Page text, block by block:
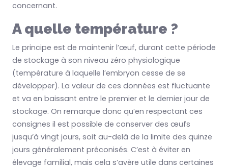
concernant.
A quelle température ?
Le principe est de maintenir l’œuf, durant cette période
de stockage à son niveau zéro physiologique
(température à laquelle l’embryon cesse de se
développer). La valeur de ces données est fluctuante
et va en baissant entre le premier et le dernier jour de
stockage. On remarque donc qu’en respectant ces
consignes il est possible de conserver des œufs
jusqu’à vingt jours, soit au-delà de la limite des quinze
jours généralement préconisés. C’est à éviter en
élevage familial, mais cela s’avère utile dans certaines